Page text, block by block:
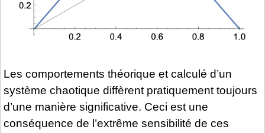
Les comportements théorique et calculé d’un
système chaotique diffèrent pratiquement toujours
d’une manière significative. Ceci est une
conséquence de l’extrême sensibilité de ces